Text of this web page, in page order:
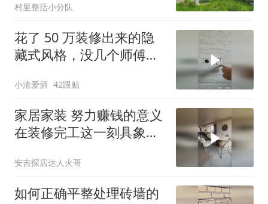
村里整活小分队
花了 50 万装修出来的隐
藏式风格，没几个师傅能
小渣爱酒 42跟贴
家居家装 努力赚钱的意义
在装修完工这一刻具象化
安吉探店达人火哥
如何正确平整处理砖墙的